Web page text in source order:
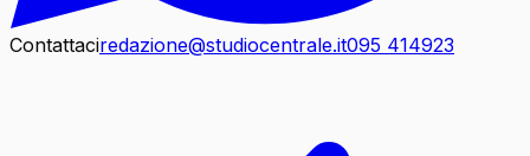
Contattaciredazione@studiocentrale.it095 414923